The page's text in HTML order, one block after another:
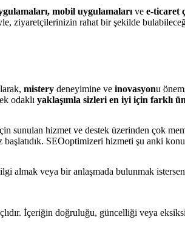
, mobil uygulamaları ve e-ticaret
ziyaretçilerinizin rahat bir şekilde
mistery deneyimine ve inovasyonu
odaklı yaklaşımla sizleri en iyi için farklı
sunulan hizmet ve destek üzerinden çok
başlatıdık. SEOoptimizeri hizmeti şu anki
almak veya bir anlaşmada bulunmak
İçeriğin doğruluğu, güncelliği veya